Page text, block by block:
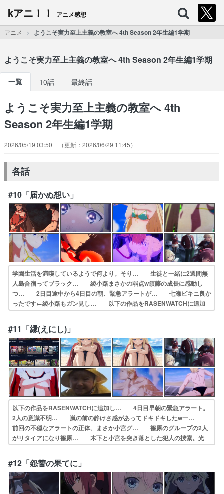
kアニ！！ アニメ感想
アニメ ようこそ実力至上主義の教室へ 4th Season 2年生編1学期
ようこそ実力至上主義の教室へ 4th Season 2年生編1学期
一覧 10話 最終話
ようこそ実力至上主義の教室へ 4th
Season 2年生編1学期
2026/05/19 03:50 2026/06/29 11:45
各話
#10「届かぬ想い」
学園生活を満喫しているようで何より。そり… 生徒と一緒に2週間無
人島合宿ってブラック… 綾小路まさかの弱点w須藤の成長に感動し
つ… 2日目途中から4日目の朝、緊急アラートが… 七瀬ビキニ良か
ったです←綾小路もガン見し… 以下の作品をRASENWATCHに追加
し… 雑学クイズにビーチフラッグ実にバラエティ… 綾小路にも苦
手な分野があったか笑どうやっ… 課題クイズで苦手ジャンルに苦戦す
る綾小路… のホストみたいなムーブしててダメだったう…
#11「縁(えにし)」
以下の作品をRASENWATCHに追加し… 4日目早朝の緊急アラート。
2人の意識不明… 嵐の前の静けさ感があってドキドキしたw一…
前回の不穏なアラートの正体、まさか小宮グ… 篠原のグループの2人
がリタイアになり篠原… 木下と小宮を突き落とした犯人の捜索。光
り… ここまでの事をやって運営は動かないのかや… 無人島特別試
験編に入ってから何が起きてい… が『敵』だと言ってるから敵なんで
しょ？水… なんだこのアンディ・ボガード！！3年含め…
#12「怨讐の果てに」